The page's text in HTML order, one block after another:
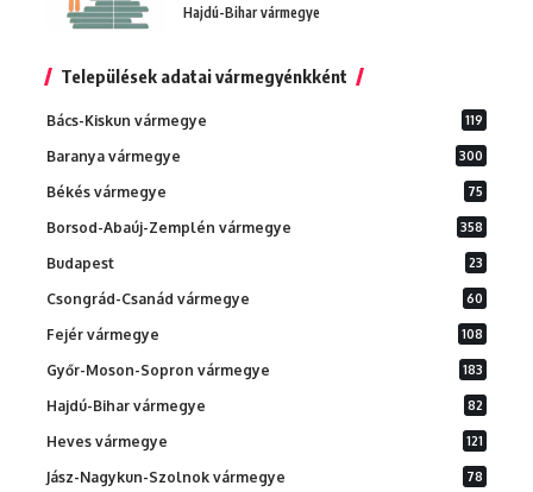
Hajdú-Bihar vármegye
Települések adatai vármegyénkként
Bács-Kiskun vármegye 119
Baranya vármegye 300
Békés vármegye 75
Borsod-Abaúj-Zemplén vármegye 358
Budapest 23
Csongrád-Csanád vármegye 60
Fejér vármegye 108
Győr-Moson-Sopron vármegye 183
Hajdú-Bihar vármegye 82
Heves vármegye 121
Jász-Nagykun-Szolnok vármegye 78